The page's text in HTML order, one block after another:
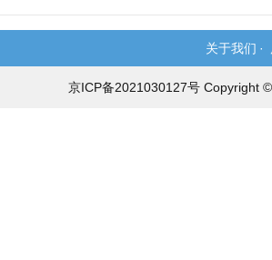
关于我们 ·
京ICP备2021030127号 Copyright